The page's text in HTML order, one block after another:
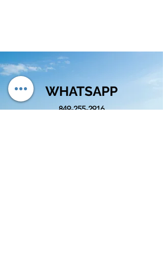
WHATSAPP
849-255-2916